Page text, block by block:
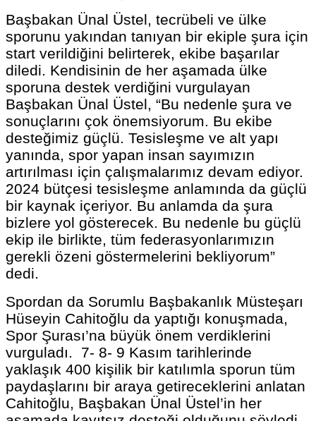
Başbakan Ünal Üstel, tecrübeli ve ülke
sporunu yakından tanıyan bir ekiple şura için
start verildiğini belirterek, ekibe başarılar
diledi. Kendisinin de her aşamada ülke
sporuna destek verdiğini vurgulayan
Başbakan Ünal Üstel, “Bu nedenle şura ve
sonuçlarını çok önemsiyorum. Bu ekibe
desteğimiz güçlü. Tesisleşme ve alt yapı
yanında, spor yapan insan sayımızın
artırılması için çalışmalarımız devam ediyor.
2024 bütçesi tesisleşme anlamında da güçlü
bir kaynak içeriyor. Bu anlamda da şura
bizlere yol gösterecek. Bu nedenle bu güçlü
ekip ile birlikte, tüm federasyonlarımızın
gerekli özeni göstermelerini bekliyorum”
dedi.
Spordan da Sorumlu Başbakanlık Müsteşarı
Hüseyin Cahitoğlu da yaptığı konuşmada,
Spor Şurası’na büyük önem verdiklerini
vurguladı. 7- 8- 9 Kasım tarihlerinde
yaklaşık 400 kişilik bir katılımla sporun tüm
paydaşlarını bir araya getireceklerini anlatan
Cahitoğlu, Başbakan Ünal Üstel’in her